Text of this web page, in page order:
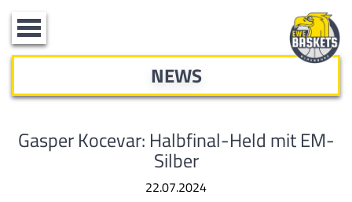
Toggle
navigation
NEWS
Gasper Kocevar: Halbfinal-Held mit EM-
Silber
22.07.2024